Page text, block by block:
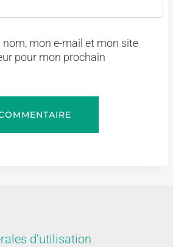
mon e-mail et mon site
pour mon prochain
d’utilisation